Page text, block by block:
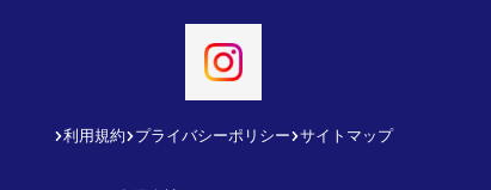
利用規約 プライバシーポリシー サイトマップ